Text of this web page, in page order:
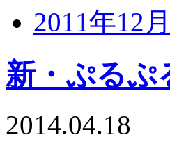
2011年12月
新・ぷるぷ
2014.04.18